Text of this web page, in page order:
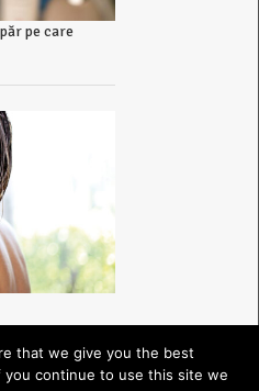
pe care
that we give you the best
continue to use this site we